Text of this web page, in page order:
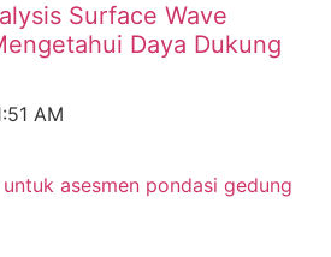
Surface Wave
Daya Dukung
AM